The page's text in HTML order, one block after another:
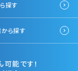
探す
ら探す
能です！